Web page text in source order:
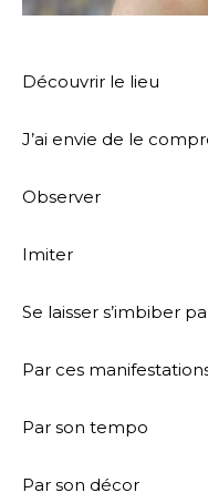
Découvrir le lieu
J’ai envie de le
Observer
Imiter
Se laisser s’imbiber
Par ces
Par son tempo
Par son décor